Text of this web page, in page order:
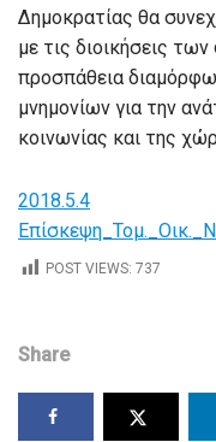
Δημοκρατίας θα
με τις διοικήσεις
προσπάθεια
μνημονίων για την
κοινωνίας και της
2018.5.4
POST VIEWS: 737
Share